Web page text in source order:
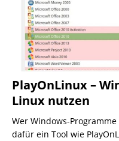
PlayOnLinux –
Linux nutzen
Wer Windows-
dafür ein Tool wie